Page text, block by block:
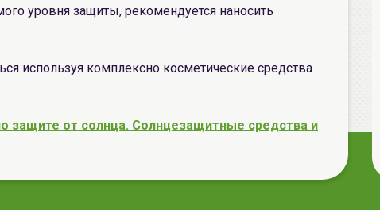
уровня защиты, рекомендуется наносить
используя комплексно косметические средства
защите от солнца. Солнцезащитные средства и